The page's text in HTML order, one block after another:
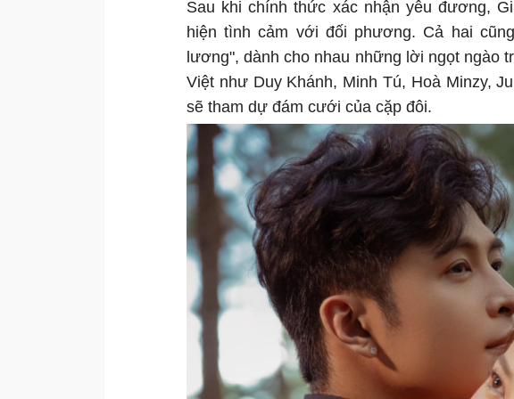
Sau khi chính thức xác nhận yêu đương,
hiện tình cảm với đối phương. Cả hai
lương", dành cho nhau những lời ngọt ngào
Việt như Duy Khánh, Minh Tú, Hoà Minzy,
sẽ tham dự đám cưới của cặp đôi.